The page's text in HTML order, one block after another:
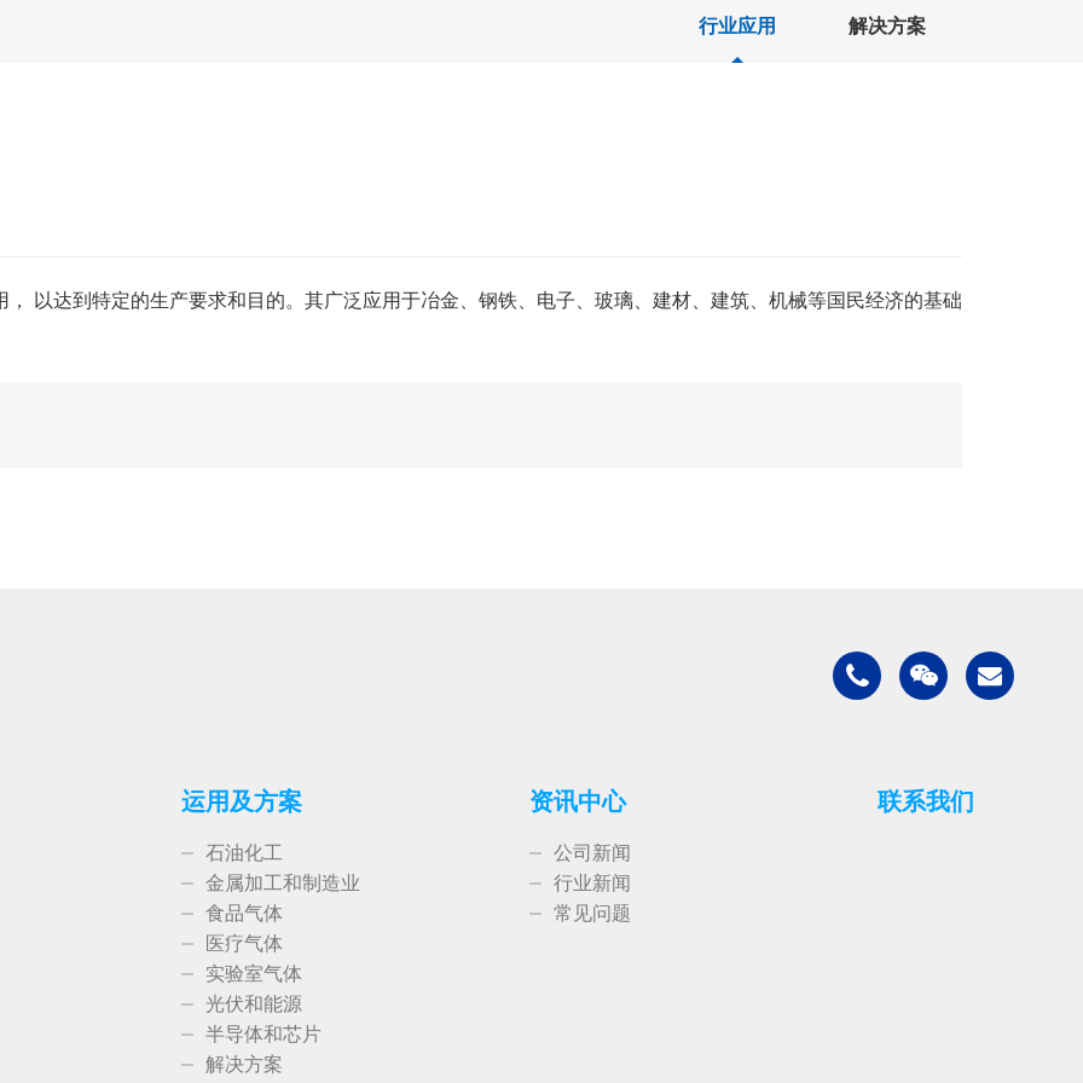
行业应用 解决方案
以达到特定的生产要求和目的。其广泛应用于冶金、钢铁、电子、玻璃、建材、建筑、机械等国民经济的基础
运用及方案
石油化工
金属加工和制造业
食品气体
医疗气体
实验室气体
光伏和能源
半导体和芯片
解决方案
资讯中心
公司新闻
行业新闻
常见问题
联系我们